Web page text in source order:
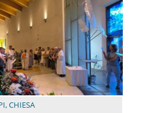
,CHIESA